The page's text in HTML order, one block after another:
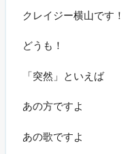
クレイジー横山です！
どうも！
「突然」といえば
あの方ですよ
あの歌ですよ